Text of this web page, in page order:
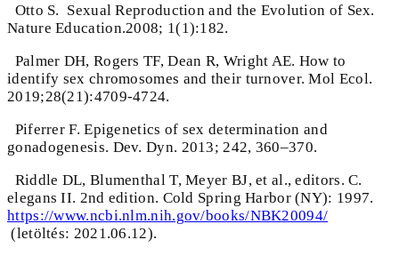
Otto S. Sexual Reproduction and the Evolution of Sex.
Nature Education.2008; 1(1):182.
Palmer DH, Rogers TF, Dean R, Wright AE. How to
identify sex chromosomes and their turnover. Mol Ecol.
2019;28(21):4709-4724.
Piferrer F. Epigenetics of sex determination and
gonadogenesis. Dev. Dyn. 2013; 242, 360–370.
Riddle DL, Blumenthal T, Meyer BJ, et al., editors. C.
elegans II. 2nd edition. Cold Spring Harbor (NY): 1997.
https://www.ncbi.nlm.nih.gov/books/NBK20094/
(letöltés: 2021.06.12).